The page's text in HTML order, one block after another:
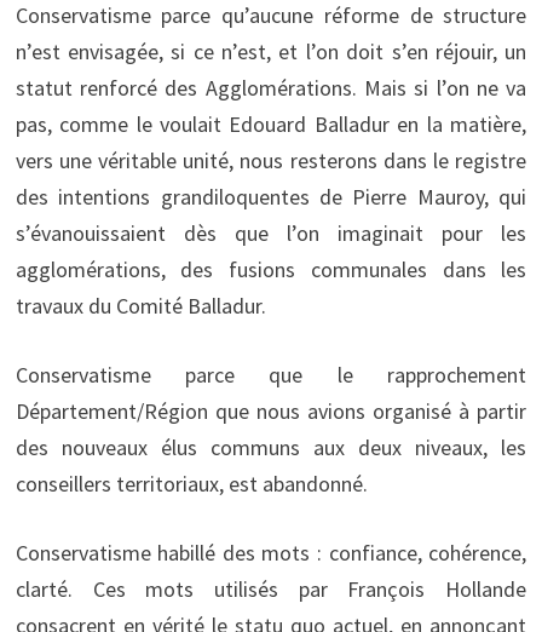
Conservatisme parce qu’aucune réforme de structure
n’est envisagée, si ce n’est, et l’on doit s’en réjouir, un
statut renforcé des Agglomérations. Mais si l’on ne va
pas, comme le voulait Edouard Balladur en la matière,
vers une véritable unité, nous resterons dans le registre
des intentions grandiloquentes de Pierre Mauroy, qui
s’évanouissaient dès que l’on imaginait pour les
agglomérations, des fusions communales dans les
travaux du Comité Balladur.
Conservatisme parce que le rapprochement
Département/Région que nous avions organisé à partir
des nouveaux élus communs aux deux niveaux, les
conseillers territoriaux, est abandonné.
Conservatisme habillé des mots : confiance, cohérence,
clarté. Ces mots utilisés par François Hollande
consacrent en vérité le statu quo actuel, en annonçant